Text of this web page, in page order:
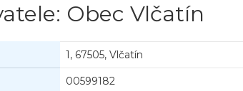
Obec Vlčatín
1, 67505, Vlčatín
00599182